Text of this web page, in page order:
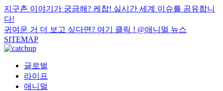
지구촌 이야기가 궁금해? 케찹! 실시간 세계 이슈를 공유합니
다!
귀여운 거 더 보고 싶다면? 여기 클릭 ! @애니멀 뉴스
SITEMAP
글로벌
라이프
애니멀